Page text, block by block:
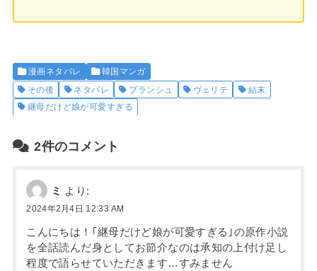
漫画ネタバレ
韓国マンガ
その後
ネタバレ ブランシュ ヴェリテ
結末
継母だけど娘が可愛すぎる
2件のコメント
ミ より:
2024年2月4日 12:33 AM
こんにちは！｢継母だけど娘が可愛すぎる｣の原作小説
を全話読んだ身としてお節介なのは承知の上付け足し
程度で語らせていただきます…すみません